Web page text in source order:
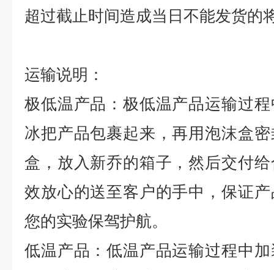
超过截止时间造成当日不能发货的
运输说明：
极低温产品：极低温产品运输过
冰把产品包裹起来，再用泡沫盒
盒，放入新乔的箱子，然后交付
效放心的送至客户的手中，保证
您的实验保驾护航。
低温产品：低温产品运输过程中